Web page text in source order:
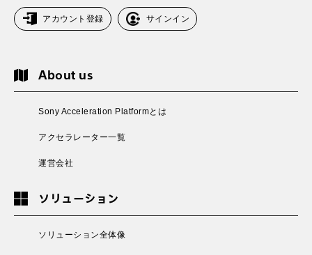
アカウント登録 サインイン
About us
Sony Acceleration Platformとは
アクセラレーター一覧
運営会社
ソリューション
ソリューション全体像